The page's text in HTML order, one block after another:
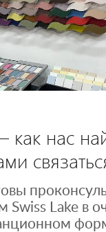
как нас
Swiss Lake в